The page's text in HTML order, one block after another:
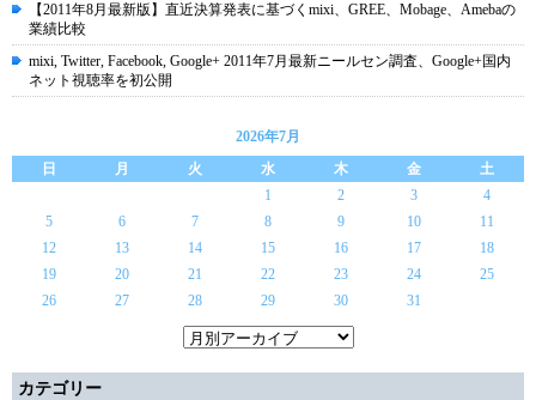
【2011年8月最新版】直近決算発表に基づくmixi、GREE、Mobage、Amebaの
業績比較
mixi, Twitter, Facebook, Google+ 2011年7月最新ニールセン調査、Google+国内
ネット視聴率を初公開
2026年7月
日
月 火 水 木 金
土
1
2 3
4
5
6 7 8 9 10
11
12
13 14 15 16 17
18
19
20 21 22 23 24
25
26
27 28 29 30 31
カテゴリー